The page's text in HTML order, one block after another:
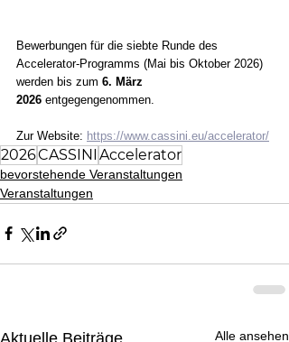
Bewerbungen für die siebte Runde des
Accelerator-Programms (Mai bis Oktober 2026)
werden bis zum 6. März
2026 entgegengenommen.
Zur Website: https://www.cassini.eu/accelerator/
2026CASSINI Accelerator
bevorstehende Veranstaltungen
Veranstaltungen
Aktuelle Beiträge Alle ansehen